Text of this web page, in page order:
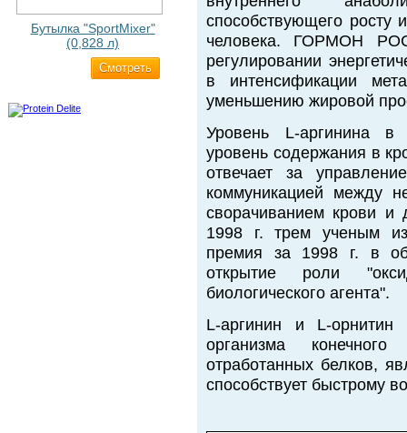
Бутылка "SportMixer"
(0,828 л)
Cмотреть
способствующего
человека. ГОРМОН
регулировании
в интенсификации
уменьшению жировой
Уровень L-аргинина в
уровень содержания в
отвечает за
коммуникацией между
сворачиванием крови и
1998 г. трем ученым
премия за 1998 г. в
открытие роли
биологического агента".
L-аргинин и L-
организма
отработанных белков,
способствует быстрому